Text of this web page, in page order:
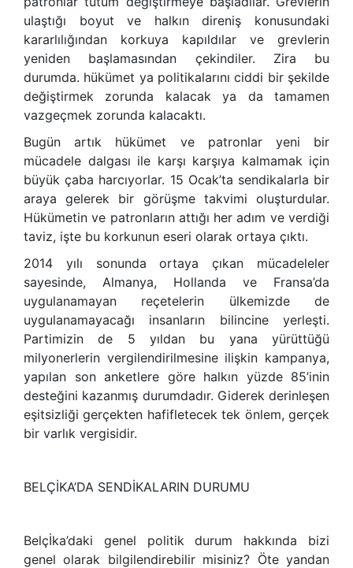
ulaştığı boyut ve halkın direniş konusundaki
kararlılığından korkuya kapıldılar ve grevlerin
yeniden başlamasından çekindiler. Zira bu
durumda. hükümet ya politikalarını ciddi bir şekilde
değiştirmek zorunda kalacak ya da tamamen
vazgeçmek zorunda kalacaktı.
Bugün artık hükümet ve patronlar yeni bir
mücadele dalgası ile karşı karşıya kalmamak için
büyük çaba harcıyorlar. 15 Ocak’ta sendikalarla bir
araya gelerek bir görüşme takvimi oluşturdular.
Hükümetin ve patronların attığı her adım ve verdiği
taviz, işte bu korkunun eseri olarak ortaya çıktı.
2014 yılı sonunda ortaya çıkan mücadeleler
sayesinde, Almanya, Hollanda ve Fransa’da
uygulanamayan reçetelerin ülkemizde de
uygulanamayacağı insanların bilincine yerleşti.
Partimizin de 5 yıldan bu yana yürüttüğü
milyonerlerin vergilendirilmesine ilişkin kampanya,
yapılan son anketlere göre halkın yüzde 85’inin
desteğini kazanmış durumdadır. Giderek derinleşen
eşitsizliği gerçekten hafifletecek tek önlem, gerçek
bir varlık vergisidir.
BELÇİKA’DA SENDİKALARIN DURUMU
Belçİka’daki genel politik durum hakkında bizi
genel olarak bilgilendirebilir misiniz? Öte yandan